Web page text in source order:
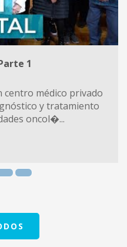
1
centro médico privado
y tratamiento
oncol�...